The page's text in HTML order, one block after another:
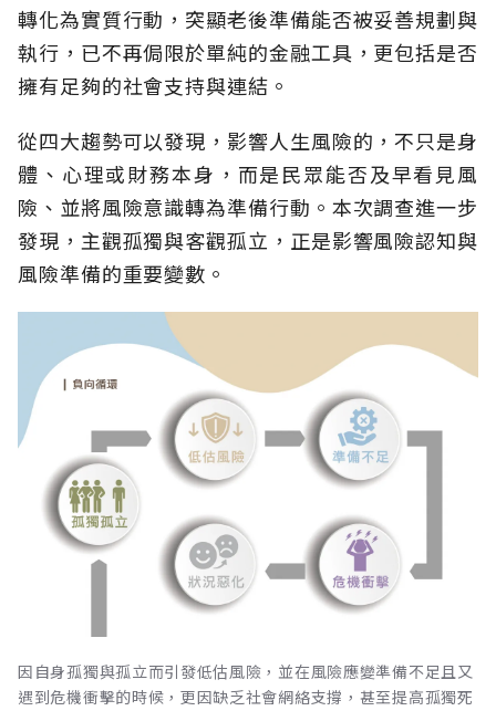
轉化為實質行動，突顯老後準備能否被妥善規劃與
執行，已不再侷限於單純的金融工具，更包括是否
擁有足夠的社會支持與連結。
從四大趨勢可以發現，影響人生風險的，不只是身
體、心理或財務本身，而是民眾能否及早看見風
險、並將風險意識轉為準備行動。本次調查進一步
發現，主觀孤獨與客觀孤立，正是影響風險認知與
風險準備的重要變數。
因自身孤獨與孤立而引發低估風險，並在風險應變準備不足且又
遇到危機衝擊的時候，更因缺乏社會網絡支撐，甚至提高孤獨死